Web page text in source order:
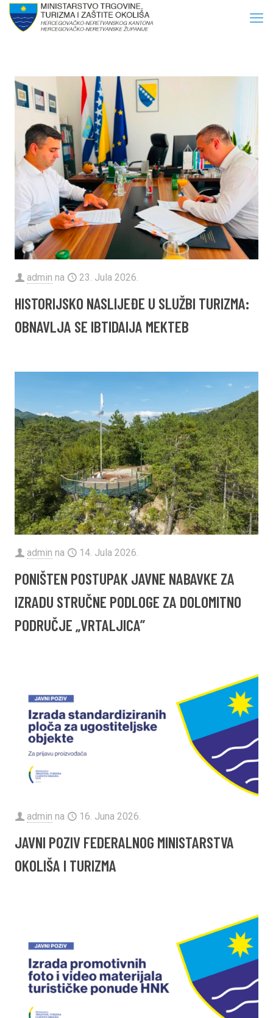
admin na 23. Jula 2026.
HISTORIJSKO NASLIJEĐE U SLUŽBI TURIZMA:
OBNAVLJA SE IBTIDAIJA MEKTEB
admin na 14. Jula 2026.
PONIŠTEN POSTUPAK JAVNE NABAVKE ZA
IZRADU STRUČNE PODLOGE ZA DOLOMITNO
PODRUČJE „VRTALJICA”
admin na 16. Juna 2026.
JAVNI POZIV FEDERALNOG MINISTARSTVA
OKOLIŠA I TURIZMA